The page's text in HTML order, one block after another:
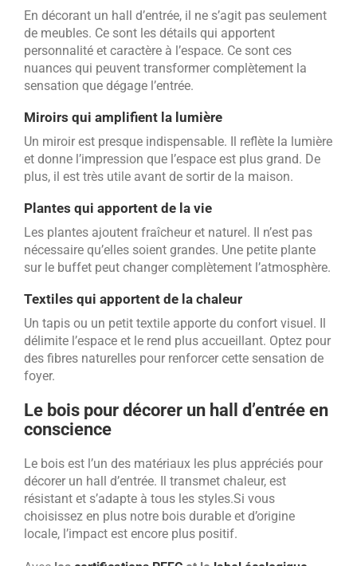
En décorant un hall d’entrée, il ne s’agit pas seulement
de meubles. Ce sont les détails qui apportent
personnalité et caractère à l’espace. Ce sont ces
nuances qui peuvent transformer complètement la
sensation que dégage l’entrée.
Miroirs qui amplifient la lumière
Un miroir est presque indispensable. Il reflète la lumière
et donne l’impression que l’espace est plus grand. De
plus, il est très utile avant de sortir de la maison.
Plantes qui apportent de la vie
Les plantes ajoutent fraîcheur et naturel. Il n’est pas
nécessaire qu’elles soient grandes. Une petite plante
sur le buffet peut changer complètement l’atmosphère.
Textiles qui apportent de la chaleur
Un tapis ou un petit textile apporte du confort visuel. Il
délimite l’espace et le rend plus accueillant. Optez pour
des fibres naturelles pour renforcer cette sensation de
foyer.
Le bois pour décorer un hall d’entrée en
conscience
Le bois est l’un des matériaux les plus appréciés pour
décorer un hall d’entrée. Il transmet chaleur, est
résistant et s’adapte à tous les styles.Si vous
choisissez en plus notre bois durable et d’origine
locale, l’impact est encore plus positif.